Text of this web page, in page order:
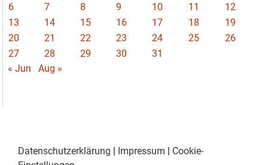
6
7 8 9 10 11
12
13
14 15 16 17 18
19
20
21 22 23 24 25
26
27
28 29 30
31
« Jun
Aug »
Datenschutzerklärung | Impressum | Cookie-